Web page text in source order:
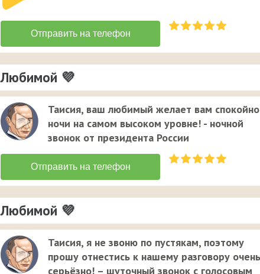
Любимой 💜
Таисия, ваш любимый желает вам
ночи на самом высоком уровне! - ночной
звонок от президента России
Любимой 💜
Таисия, я не звоню по пустякам, поэтому
прошу отнестись к нашему разговору очень
серьёзно! – шуточный звонок с голосовым